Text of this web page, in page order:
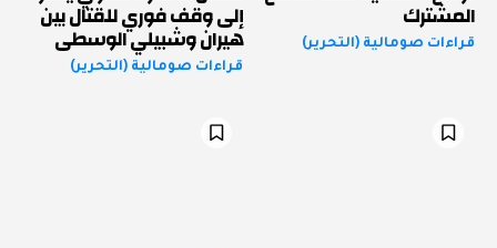
المشترك
قراءات صومالية (التحرير)
إلى وقف فوري للقتال بين
هيران وشبيلي الوسطى
قراءات صومالية (التحرير)